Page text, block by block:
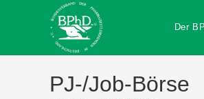
Der
PJ-/Job-Börse